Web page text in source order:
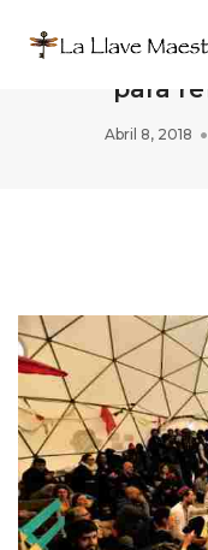
LA LLAVE
para
Abril 8, 2018